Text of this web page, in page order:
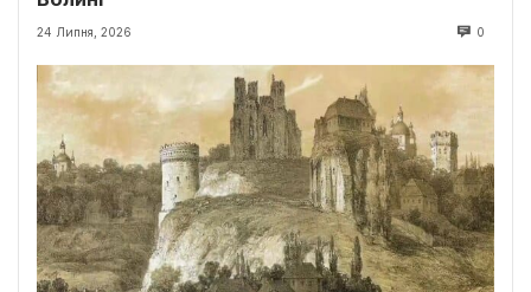
24 Липня, 2026 0